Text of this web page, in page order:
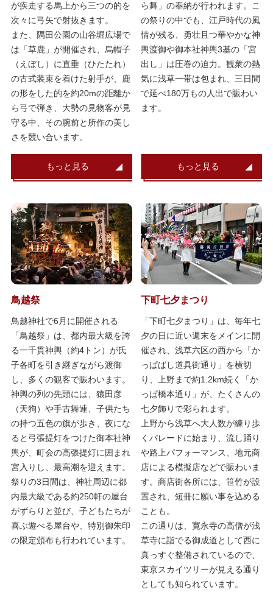
が疾走する馬上から三つの的を
次々に弓矢で射抜きます。
また、隅田公園の山谷堀広場で
は「草鹿」が開催され、烏帽子
（えぼし）に直垂（ひたたれ）
の古式装束を着けた射手が、鹿
の形をした的を約20mの距離か
ら弓で弾き、大勢の見物客が見
守る中、その腕前と所作の美し
さを競い合います。
もっと見る
ら舞」の奉納が行われます。こ
の祭りの中でも、江戸時代の風
情が残る、勇壮且つ華やかな神
輿渡御や御本社神輿3基の「宮
出し」は圧巻の迫力。観衆の熱
気に浅草一帯は包まれ、三日間
で延べ180万もの人出で賑わい
ます。
もっと見る
鳥越祭
鳥越神社で6月に開催される
「鳥越祭」は、都内最大級を誇
る一千貫神輿（約4トン）が氏
子各町を引き継ぎながら渡御
し、多くの観客で賑わいます。
神輿の列の先頭には、猿田彦
（天狗）や手古舞連、子供たち
の持つ五色の旗が歩き、夜にな
ると弓張提灯をつけた御本社神
輿が、町会の高張提灯に囲まれ
宮入りし、最高潮を迎えます。
祭りの3日間は、神社周辺に都
内最大級である約250軒の屋台
がずらりと並び、子どもたちが
喜ぶ遊べる屋台や、特別御朱印
の限定頒布も行われています。
下町七夕まつり
「下町七夕まつり」は、毎年七
夕の日に近い週末をメインに開
催され、浅草六区の西から「か
っぱばし道具街通り」を横切
り、上野まで約1.2km続く「か
っぱ橋本通り」が、たくさんの
七夕飾りで彩られます。
上野から浅草へ大人数が練り歩
くパレードに始まり、流し踊り
や路上パフォーマンス、地元商
店による模擬店などで賑わいま
す。商店街各所には、笹竹が設
置され、短冊に願い事を込める
ことも。
この通りは、寛永寺の高僧が浅
草寺に詣でる御成道として西に
真っすぐ整備されているので、
東京スカイツリーが見える通り
としても知られています。